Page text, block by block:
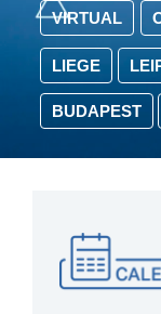
VIRTUAL
LIEGE
BUDAPEST